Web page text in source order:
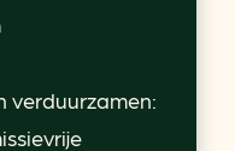
verduurzamen: